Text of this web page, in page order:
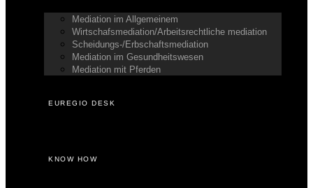
Mediation im Allgemeinem
Wirtschafsmediation/Arbeitsrechtliche mediation
Scheidungs-/Erbschaftsmediation
Mediation im Gesundheitswesen
Mediation mit Pferden
EUREGIO DESK
KNOW HOW